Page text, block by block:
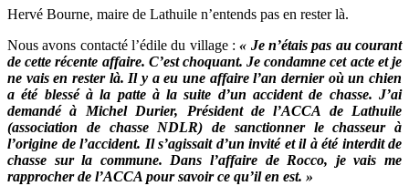
Hervé Bourne, maire de Lathuile n’entends pas en rester là.
Nous avons contacté l’édile du village :« Je n’étais pas au courant
de cette récente affaire. C’est choquant. Je condamne cet acte et je
ne vais en rester là. Il y a eu une affaire l’an dernier où un chien
a été blessé à la patte à la suite d’un accident de chasse. J’ai
demandé à Michel Durier, Président de l’ACCA de Lathuile
(association de chasse NDLR) de sanctionner le chasseur à
l’origine de l’accident. Il s’agissait d’un invité et il à été interdit de
chasse sur la commune. Dans l’affaire de Rocco, je vais me
rapprocher de l’ACCA pour savoir ce qu’il en est. »